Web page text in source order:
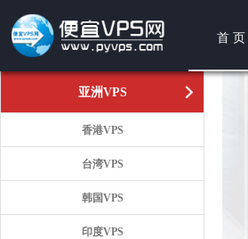
首 页
亚洲VPS
香港VPS
台湾VPS
韩国VPS
印度VPS